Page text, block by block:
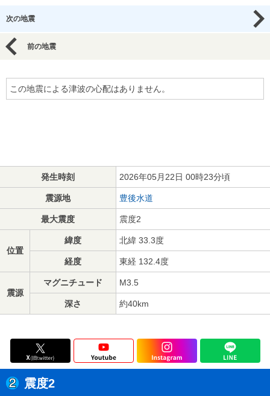
次の地震
前の地震
この地震による津波の心配はありません。
発生時刻 2026年05月22日 00時23分頃
震源地 豊後水道
最大震度 震度2
位置
緯度 北緯 33.3度
経度 東経 132.4度
震源
マグニチュード M3.5
深さ 約40km
震度2